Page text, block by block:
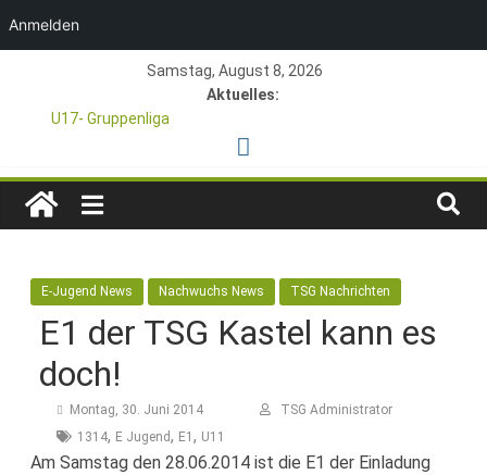
Anmelden
springen
Samstag, August 8, 2026
Aktuelles:
U17- Gruppenliga
*U17-Junioren steigen in die Gruppenliga auf*
1. Mai – Charity-Fußballturnier für Hobbymannschaften
Pfingstturnier 23. – 24.05.2026 – Restplätze noch frei
TSG
1846
e.V.
Mainz-
Kastel
E-Jugend News Nachwuchs News TSG Nachrichten
E1 der TSG Kastel kann es
doch!
Montag, 30. Juni 2014
TSG Administrator
1314, E Jugend, E1, U11
Am Samstag den 28.06.2014 ist die E1 der Einladung